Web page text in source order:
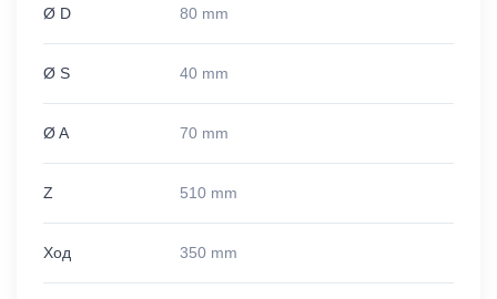
Ø D 80 mm
Ø S 40 mm
Ø A 70 mm
Z 510 mm
Ход 350 mm